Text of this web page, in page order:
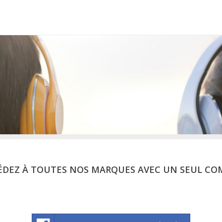
À TOUTES NOS MARQUES AVEC UN SEUL